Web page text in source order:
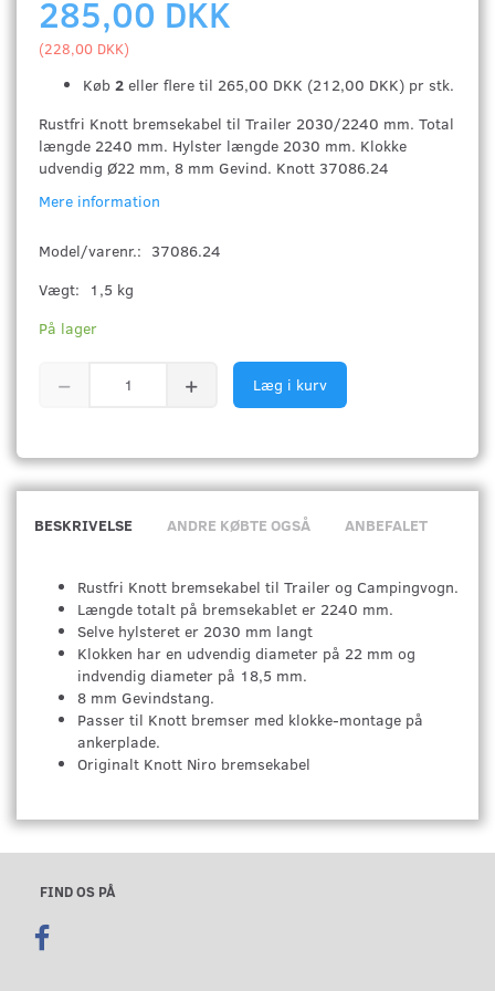
285,00 DKK
(228,00 DKK)
Køb 2 eller flere til 265,00 DKK (212,00 DKK) pr stk.
Rustfri Knott bremsekabel til Trailer 2030/2240 mm. Total
længde 2240 mm. Hylster længde 2030 mm. Klokke
udvendig Ø22 mm, 8 mm Gevind. Knott 37086.24
Mere information
Model/varenr.: 37086.24
Vægt:
1,5 kg
På lager
Læg i kurv
BESKRIVELSE ANDRE KØBTE OGSÅ ANBEFALET
Rustfri Knott bremsekabel til Trailer og Campingvogn.
Længde totalt på bremsekablet er 2240 mm.
Selve hylsteret er 2030 mm langt
Klokken har en udvendig diameter på 22 mm og
indvendig diameter på 18,5 mm.
8 mm Gevindstang.
Passer til Knott bremser med klokke-montage på
ankerplade.
Originalt Knott Niro bremsekabel
FIND OS PÅ